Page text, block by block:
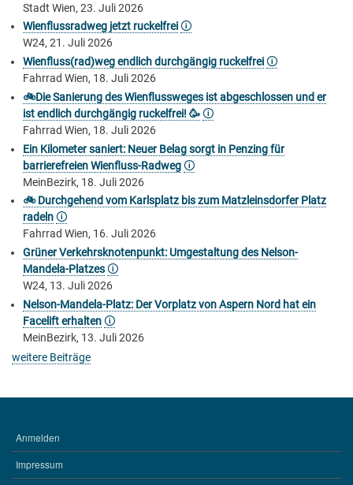
Stadt Wien, 23. Juli 2026
Wienflussradweg jetzt ruckelfrei🛈
W24, 21. Juli 2026
Wienfluss(rad)weg endlich durchgängig ruckelfrei🛈
Fahrrad Wien, 18. Juli 2026
🚲Die Sanierung des Wienflussweges ist abgeschlossen und er
ist endlich durchgängig ruckelfrei! 🥳🛈
Fahrrad Wien, 18. Juli 2026
Ein Kilometer saniert: Neuer Belag sorgt in Penzing für
barrierefreien Wienfluss-Radweg🛈
MeinBezirk, 18. Juli 2026
🚲 Durchgehend vom Karlsplatz bis zum Matzleinsdorfer Platz
radeln🛈
Fahrrad Wien, 16. Juli 2026
Grüner Verkehrsknotenpunkt: Umgestaltung des Nelson-
Mandela-Platzes🛈
W24, 13. Juli 2026
Nelson-Mandela-Platz: Der Vorplatz von Aspern Nord hat ein
Facelift erhalten🛈
MeinBezirk, 13. Juli 2026
weitere Beiträge
BENUTZERMENÜ
Anmelden
Impressum